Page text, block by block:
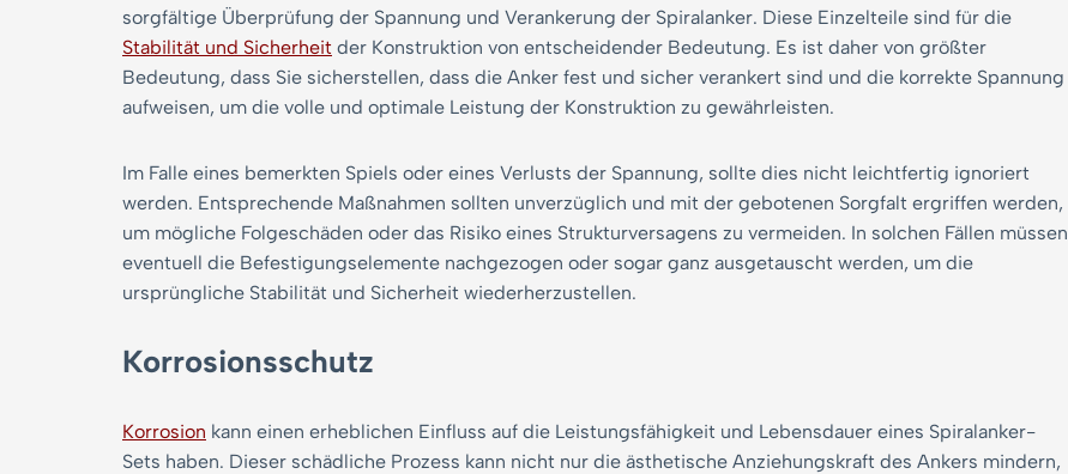
sorgfältige Überprüfung der Spannung und Verankerung der Spiralanker. Diese Einzelteile sind für die
Stabilität und Sicherheit der Konstruktion von entscheidender Bedeutung. Es ist daher von größter
Bedeutung, dass Sie sicherstellen, dass die Anker fest und sicher verankert sind und die korrekte Spannung
aufweisen, um die volle und optimale Leistung der Konstruktion zu gewährleisten.
Im Falle eines bemerkten Spiels oder eines Verlusts der Spannung, sollte dies nicht leichtfertig ignoriert
werden. Entsprechende Maßnahmen sollten unverzüglich und mit der gebotenen Sorgfalt ergriffen werden,
um mögliche Folgeschäden oder das Risiko eines Strukturversagens zu vermeiden. In solchen Fällen müssen
eventuell die Befestigungselemente nachgezogen oder sogar ganz ausgetauscht werden, um die
ursprüngliche Stabilität und Sicherheit wiederherzustellen.
Korrosionsschutz
Korrosion kann einen erheblichen Einfluss auf die Leistungsfähigkeit und Lebensdauer eines Spiralanker-
Sets haben. Dieser schädliche Prozess kann nicht nur die ästhetische Anziehungskraft des Ankers mindern,